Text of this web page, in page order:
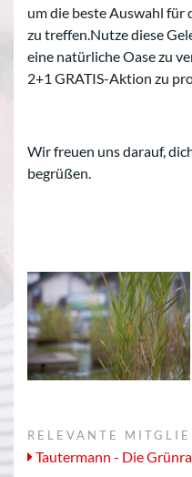
um die beste Auswahl
zu treffen.Nutze diese
eine natürliche Oase zu
2+1 GRATIS-Aktion zu
Wir freuen uns darauf,
begrüßen.
RELEVANTE
Tautermann - Die